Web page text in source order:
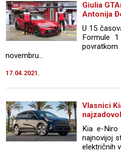
Giulia
Antonija
U 15
Formule
novembru...
17.04.2021.
Vlasnici
Kia e-
najnovijoj
električnih